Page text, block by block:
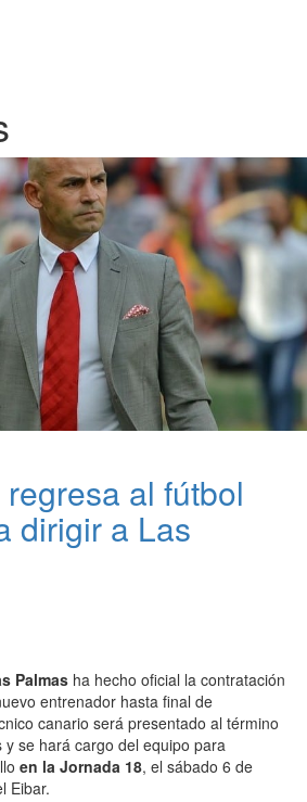
al fútbol
dirigir a Las
Palmas ha hecho oficial la contratación
entrenador hasta final de
canario será presentado al término
se hará cargo del equipo para
en la Jornada 18, el sábado 6 de
Eibar.